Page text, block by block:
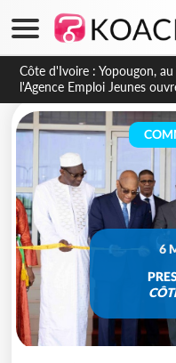
Côte d'Ivoire : CHU de
contractuels obtiennent un
arriérés du SMIG 2023
6